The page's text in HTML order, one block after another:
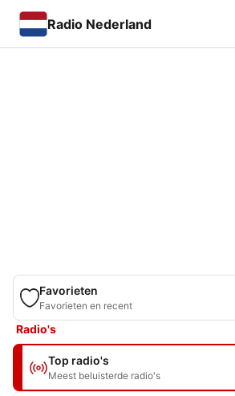
Radio Nederland
Favorieten
Favorieten en recent
Radio's
Top radio's
Meest beluisterde radio's